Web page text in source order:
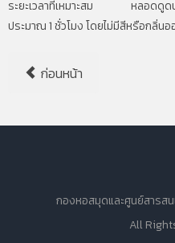
ระยะเวลาที่เหมาะสม หลอดดูดน้ำ
ประมาณ 1 ชั่วโมง โดยไม่มีสีหรือกลิ่นอ
ก่อนหน้า
กองหอสมุดและศูนย์สารสน
All